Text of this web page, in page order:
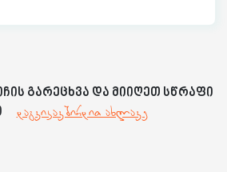
გარეცხვა და მიიღეთ სწრაფი
დაგვიკავშირდით ახლავე